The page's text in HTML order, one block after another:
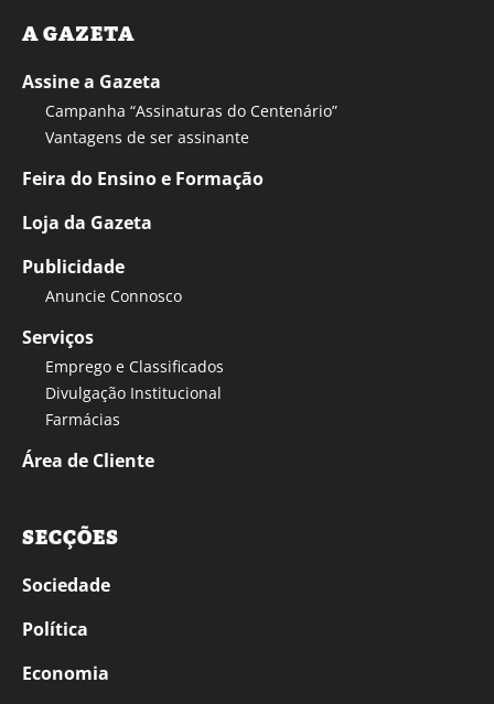
A GAZETA
Assine a Gazeta
Campanha “Assinaturas do Centenário”
Vantagens de ser assinante
Feira do Ensino e Formação
Loja da Gazeta
Publicidade
Anuncie Connosco
Serviços
Emprego e Classificados
Divulgação Institucional
Farmácias
Área de Cliente
SECÇÕES
Sociedade
Política
Economia